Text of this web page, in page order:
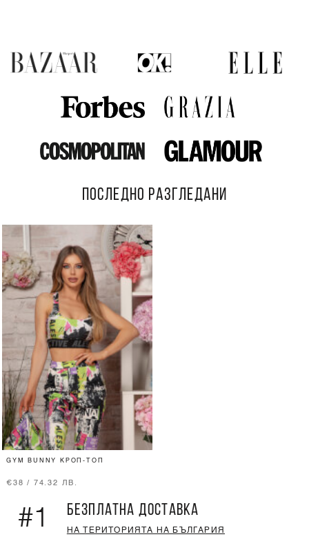
ПОСЛЕДНО РАЗГЛЕДАНИ
GYM BUNNY КРОП-ТОП
€38 / 74.32 ЛВ.
#1 БЕЗПЛАТНА ДОСТАВКА
НА ТЕРИТОРИЯТА НА БЪЛГАРИЯ